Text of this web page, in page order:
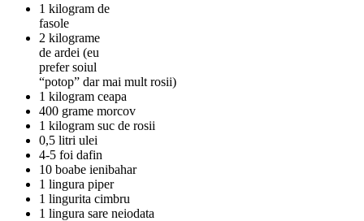
1 kilogram de
fasole
2 kilograme
de ardei (eu
prefer soiul
“potop” dar mai mult rosii)
1 kilogram ceapa
400 grame morcov
1 kilogram suc de rosii
0,5 litri ulei
4-5 foi dafin
10 boabe ienibahar
1 lingura piper
1 lingurita cimbru
1 lingura sare neiodata